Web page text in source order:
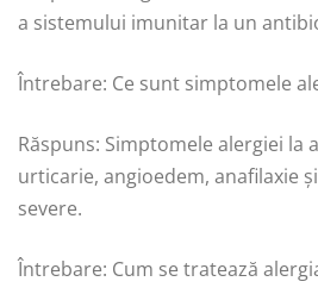
a sistemului imunitar la un
Întrebare: Ce sunt simptomele
Răspuns: Simptomele alergiei la
urticarie, angioedem, anafilaxie
severe.
Întrebare: Cum se tratează